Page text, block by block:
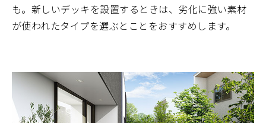
も。新しいデッキを設置するときは、劣化に強い素材
が使われたタイプを選ぶとことをおすすめします。